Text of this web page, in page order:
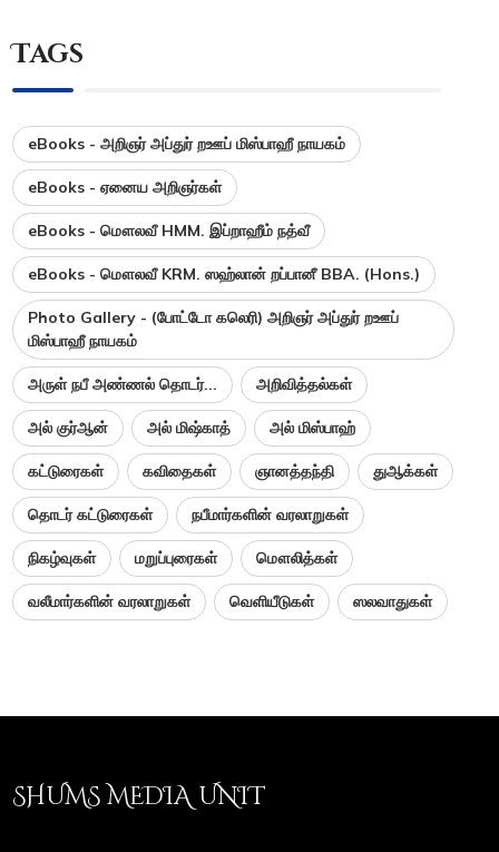
Tags
eBooks - அறிஞர் அப்துர் றஊப் மிஸ்பாஹீ நாயகம்
eBooks - ஏனைய அறிஞர்கள்
eBooks - மௌலவீ HMM. இப்றாஹீம் நத்வீ
eBooks - மௌலவீ KRM. ஸஹ்லான் றப்பானீ BBA. (Hons.)
Photo Gallery - (போட்டோ கலெரி) அறிஞர் அப்துர் றஊப்
மிஸ்பாஹீ நாயகம்
அருள் நபீ அண்ணல் தொடர்... அறிவித்தல்கள்
அல் குர்ஆன் அல் மிஷ்காத் அல் மிஸ்பாஹ்
கட்டுரைகள் கவிதைகள் ஞானத்தந்தி துஆக்கள்
தொடர் கட்டுரைகள் நபீமார்களின் வரலாறுகள்
நிகழ்வுகள் மறுப்புரைகள் மௌலித்கள்
வலீமார்களின் வரலாறுகள் வெளியீடுகள் ஸலவாதுகள்
SHUMS MEDIA UNIT